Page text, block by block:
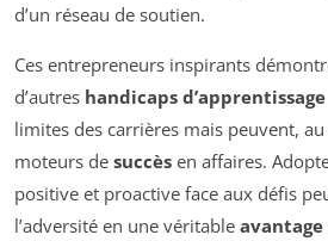
d’un réseau de soutien.
Ces entrepreneurs inspirants
d’autres handicaps d’apprentissage
limites des carrières mais peuvent,
moteurs de succès en affaires.
positive et proactive face aux défis
l’adversité en une véritable avantage